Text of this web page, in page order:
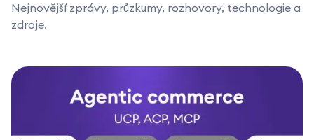
Nejnovější zprávy, průzkumy, rozhovory, technologie a
zdroje.